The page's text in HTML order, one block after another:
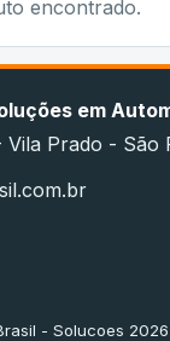
encontrado.
em
Vila Prado - São
- Solucoes